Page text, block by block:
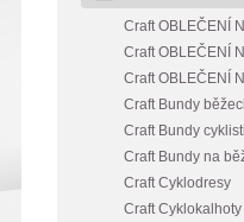
Craft OBLEČENÍ
Craft OBLEČENÍ
Craft OBLEČENÍ
Craft Bundy
Craft Bundy
Craft Bundy na
Craft Cyklodresy
Craft Cyklokalhoty